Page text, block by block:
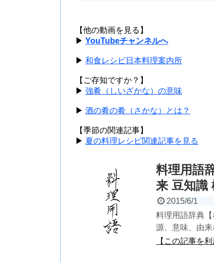
【他の動画を見る】
▶ YouTubeチャンネルへ
▶ 和食レシピ日本料理案内所
【ご存知ですか？】
▶ 強肴（しいざかな）の意味
▶ 酒の肴の肴（さかな）とは？
【季節の関連記事】
▶ 夏の料理レシピ関連記事を見る
料理用語
来 豆知識
2015/6/1
料理用語辞典
源、意味、由
【この記事を